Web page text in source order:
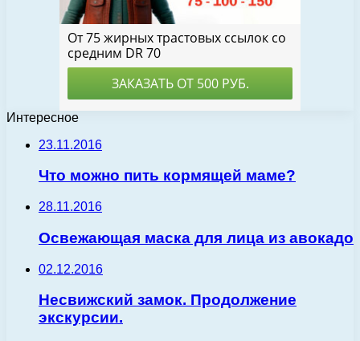
Интересное
23.11.2016
Что можно пить кормящей маме?
28.11.2016
Освежающая маска для лица из авокадо
02.12.2016
Несвижский замок. Продолжение
экскурсии.